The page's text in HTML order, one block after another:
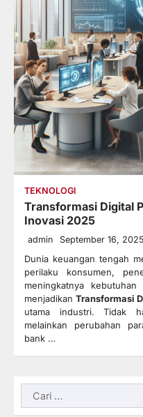
TEKNOLOGI
Transformasi Digital
Inovasi 2025
admin September 16, 2025
Dunia keuangan tengah
perilaku konsumen,
meningkatnya
menjadikanTransformasi
utama industri. Tidak
melainkan perubahan
bank …
Cari
untuk: